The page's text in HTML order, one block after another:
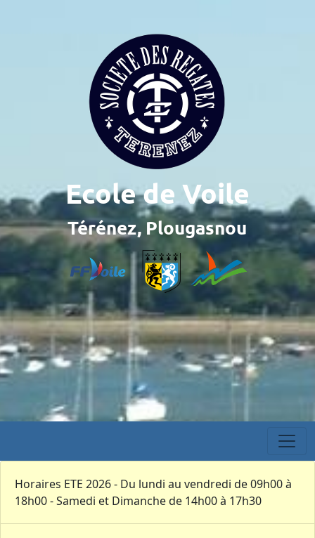
Horaires ETE 2026 - Du lundi au vendredi de 09h00 à
18h00 - Samedi et Dimanche de 14h00 à 17h30